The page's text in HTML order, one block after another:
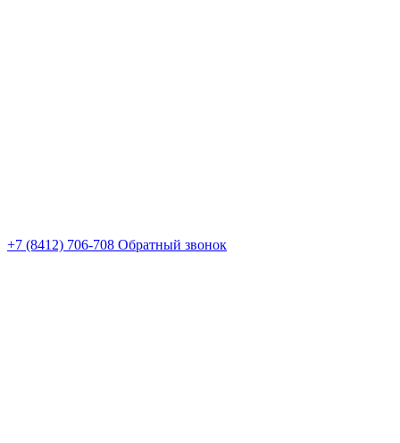
+7 (8412) 706-708 Обратный звонок